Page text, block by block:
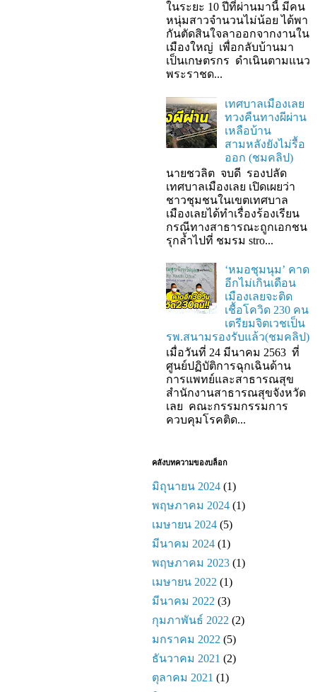
ในระยะ 10 ปีที่ผ่านมานี้ มีคน
หนุ่มสาวจำนวนไม่น้อย ได้พา
กันตัดสินใจลาออกจากงานใน
เมืองใหญ่ เพื่อกลับบ้านมา
เป็นเกษตรกร ดำเนินตามแนว
พระราชด...
เทศบาลเมืองเลย
ทวงคืนทางผีผ่าน
เหลือบ้าน
สามหลังยังไม่รื้อ
ออก (ชมคลิป)
นายชวลิต จบดี รองปลัด
เทศบาลเมืองเลย เปิดเผยว่า
ชาวชุมชนในเขตเทศบาล
เมืองเลยได้ทำเรื่องร้องเรียน
กรณีทางสาธารณะถูกเอกชน
รุกล้ำไปที่ ชมรม stro...
‘หมอชุมนุม’ คาด
อีกไม่เกินเดือน
เมืองเลยจะติด
เชื้อโควิด 230 คน
เตรียมจิตเวชเป็น
รพ.สนามรองรับแล้ว(ชมคลิป)
เมื่อวันที่ 24 มีนาคม 2563 ที่
ศูนย์ปฏิบัติการฉุกเฉินด้าน
การแพทย์และสาธารณสุข
สำนักงานสาธารณสุขจังหวัด
เลย คณะกรรมกรรมการ
ควบคุมโรคติด...
คลังบทความของบล็อก
มิถุนายน 2024 (1)
พฤษภาคม 2024 (1)
เมษายน 2024 (5)
มีนาคม 2024 (1)
พฤษภาคม 2023 (1)
เมษายน 2022 (1)
มีนาคม 2022 (3)
กุมภาพันธ์ 2022 (2)
มกราคม 2022 (5)
ธันวาคม 2021 (2)
ตุลาคม 2021 (1)